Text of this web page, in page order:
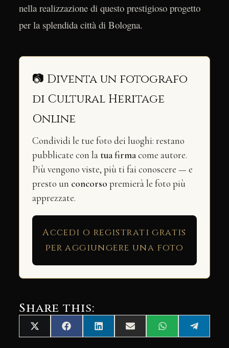
nella realizzazione di questo prestigioso progetto
per la splendida città di Bologna.
📷 Diventa un fotografo
di Cultural Heritage
Online
Condividi le tue foto dei luoghi: restano
pubblicate con la tua firmacome autore.
Più vengono viste, più ti fai conoscere — e
presto un concorso premierà le foto più
apprezzate.
Accedi o registrati gratis
per aggiungere una foto
Share this:
Share
on
X
(Twitter)
Share
on
FacebookShare
on
LinkedInShare
on
Email Share
on
WhatsAppShare
on